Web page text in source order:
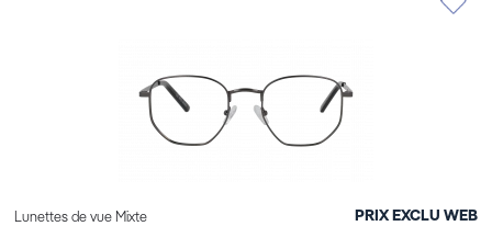
Lunettes de vue Mixte PRIX EXCLU WEB